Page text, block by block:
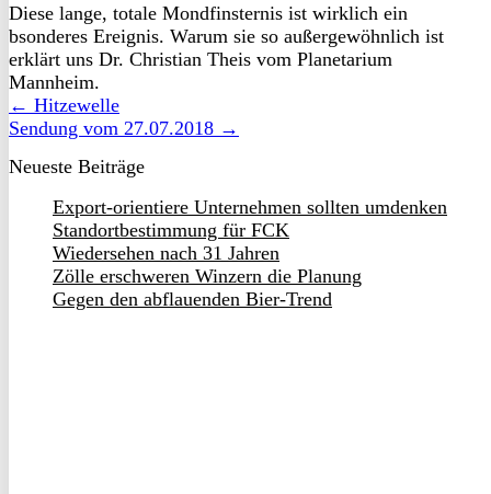
Diese lange, totale Mondfinsternis ist wirklich ein
bsonderes Ereignis. Warum sie so außergewöhnlich ist
erklärt uns Dr. Christian Theis vom Planetarium
Mannheim.
← Hitzewelle
Sendung vom 27.07.2018 →
Neueste Beiträge
Export-orientiere Unternehmen sollten umdenken
Standortbestimmung für FCK
Wiedersehen nach 31 Jahren
Zölle erschweren Winzern die Planung
Gegen den abflauenden Bier-Trend